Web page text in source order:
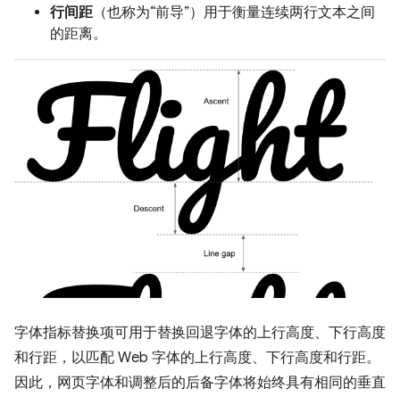
行间距（也称为“前导”）用于衡量连续两行文本之间
的距离。
字体指标替换项可用于替换回退字体的上行高度、下行高度
和行距，以匹配 Web 字体的上行高度、下行高度和行距。
因此，网页字体和调整后的后备字体将始终具有相同的垂直